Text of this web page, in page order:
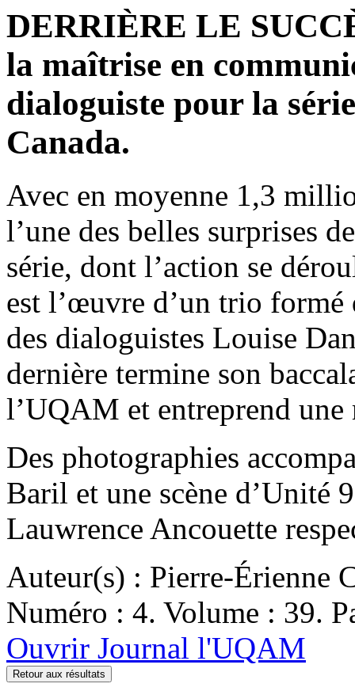
DERRIÈRE LE
la maîtrise en
dialoguiste pour la
Canada.
Avec en moyenne 1,3
l’une des belles surprises
série, dont l’action se
est l’œuvre d’un trio
des dialoguistes Louise
dernière termine son
l’UQAM et entreprend
Des photographies
Baril et une scène d’Unité
Lauwrence Ancouette
Auteur(s) : Pierre-Érienne
Numéro : 4. Volume : 39.
Ouvrir Journal l'UQAM
Retour aux résultats